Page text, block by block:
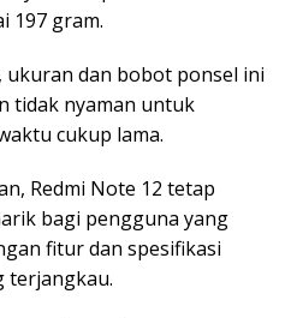
197 gram.
ukuran dan bobot ponsel ini
tidak nyaman untuk
cukup lama.
Redmi Note 12 tetap
bagi pengguna yang
fitur dan spesifikasi
terjangkau.